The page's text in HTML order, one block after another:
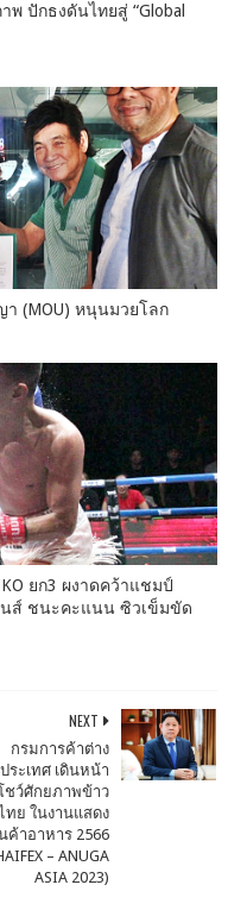
ปักธงดันไทยสู่ “Global
(MOU) หนุนมวยโลก
ยก3 ผงาดคว้าแชมป์
ส์ ชนะคะแนน ซิวเข็มขัด
NEXT
กรมการค้าต่าง
ประเทศ เดินหน้า
ชว์ศักยภาพข้าว
ทย ในงานแสดง
ค้าอาหาร 2566
– ANUGA
ASIA 2023)